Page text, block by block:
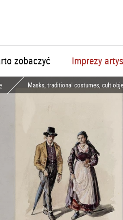
zobaczyć Imprezy
Masks, traditional costumes, cult